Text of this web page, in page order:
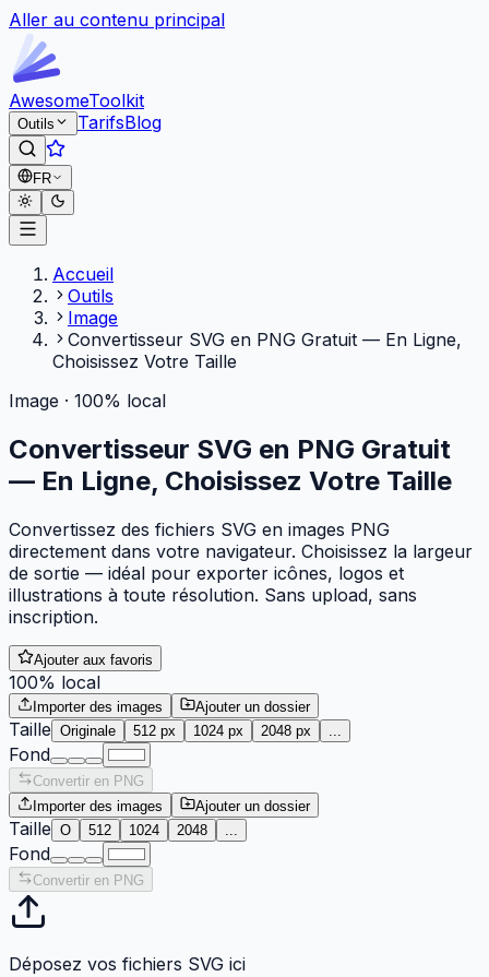
Aller au contenu principal
AwesomeToolkit
Outils TarifsBlog
FR
Accueil
Outils
Image
Convertisseur SVG en PNG Gratuit — En Ligne,
Choisissez Votre Taille
Image · 100% local
Convertisseur SVG en PNG Gratuit
— En Ligne, Choisissez Votre Taille
Convertissez des fichiers SVG en images PNG
directement dans votre navigateur. Choisissez la largeur
de sortie — idéal pour exporter icônes, logos et
illustrations à toute résolution. Sans upload, sans
inscription.
Ajouter aux favoris
100% local
Importer des images Ajouter un dossier
Taille Originale 512 px 1024 px 2048 px
Fond
Convertir en PNG
Importer des images
Ajouter un dossier
Taille O 512 1024 2048
Fond
Convertir en PNG
Déposez vos fichiers SVG ici